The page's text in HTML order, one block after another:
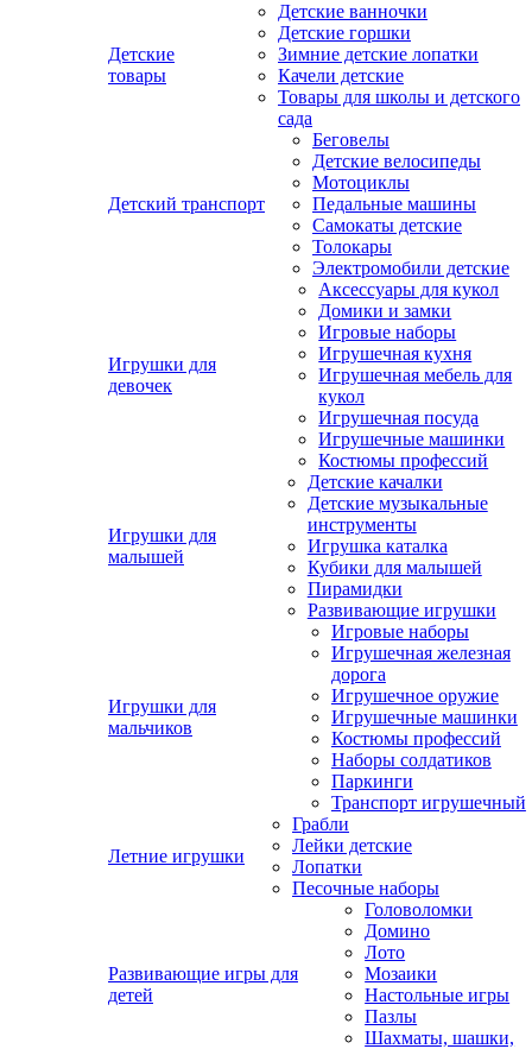
Детские
товары
Детские ванночки
Детские горшки
Зимние детские лопатки
Качели детские
Товары для школы и детского
сада
Детский транспорт
Беговелы
Детские велосипеды
Мотоциклы
Педальные машины
Самокаты детские
Толокары
Электромобили детские
Игрушки для
девочек
Аксессуары для кукол
Домики и замки
Игровые наборы
Игрушечная кухня
Игрушечная мебель для
кукол
Игрушечная посуда
Игрушечные машинки
Костюмы профессий
Игрушки для
малышей
Детские качалки
Детские музыкальные
инструменты
Игрушка каталка
Кубики для малышей
Пирамидки
Развивающие игрушки
Игрушки для
мальчиков
Игровые наборы
Игрушечная железная
дорога
Игрушечное оружие
Игрушечные машинки
Костюмы профессий
Наборы солдатиков
Паркинги
Транспорт игрушечный
Летние игрушки
Грабли
Лейки детские
Лопатки
Песочные наборы
Развивающие игры для
детей
Головоломки
Домино
Лото
Мозаики
Настольные игры
Пазлы
Шахматы, шашки,